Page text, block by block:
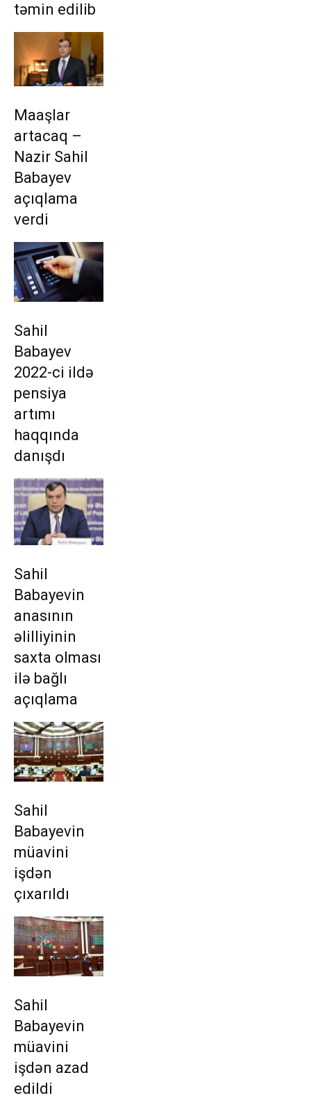
təmin edilib
Maaşlar
artacaq –
Nazir Sahil
Babayev
açıqlama
verdi
Sahil
Babayev
2022-ci ildə
pensiya
artımı
haqqında
danışdı
Sahil
Babayevin
anasının
əlilliyinin
saxta olması
ilə bağlı
açıqlama
Sahil
Babayevin
müavini
işdən
çıxarıldı
Sahil
Babayevin
müavini
işdən azad
edildi